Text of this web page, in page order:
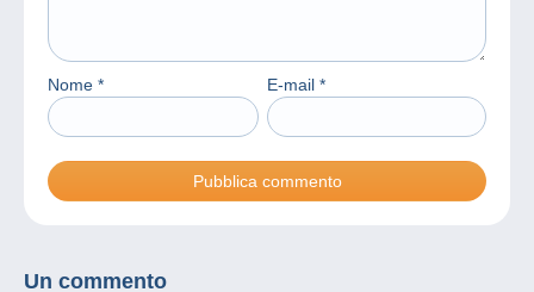
Nome * E-mail *
Un commento